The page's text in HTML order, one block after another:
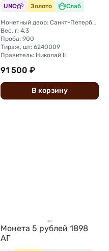
UNC Золото Слаб
Монетный двор: Санкт-Петербургский монетный двор
Вес, г: 4,3
Проба: 900
Тираж, шт: 6240009
Правитель: Николай II
91 500 ₽
В корзину
Монета 5 рублей 1898
АГ